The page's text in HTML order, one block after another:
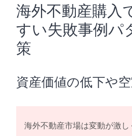
海外不動産購入
すい失敗事例パ
策
資産価値の低下や
海外不動産市場は変動が激